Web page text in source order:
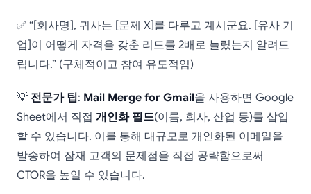
✅ “[회사명], 귀사는 [문제 X]를 다루고 계시군요. [유사 기
업]이 어떻게 자격을 갖춘 리드를 2배로 늘렸는지 알려드
립니다.” (구체적이고 참여 유도적임)
💡 전문가 팁: Mail Merge for Gmail을 사용하면 Google
Sheet에서 직접 개인화 필드(이름, 회사, 산업 등)를 삽입
할 수 있습니다. 이를 통해 대규모로 개인화된 이메일을
발송하여 잠재 고객의 문제점을 직접 공략함으로써
CTOR을 높일 수 있습니다.